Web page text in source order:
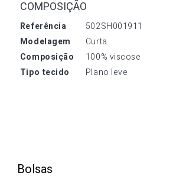
COMPOSIÇÃO
referência
502SH001911
modelagem
Curta
composição
100% viscose
tipo tecido
Plano leve
Bolsas